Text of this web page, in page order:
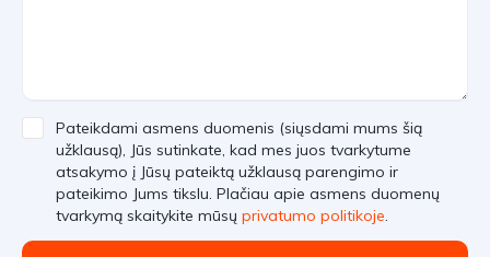
Pateikdami asmens duomenis (siųsdami mums šią
užklausą), Jūs sutinkate, kad mes juos tvarkytume
atsakymo į Jūsų pateiktą užklausą parengimo ir
pateikimo Jums tikslu. Plačiau apie asmens duomenų
tvarkymą skaitykite mūsų privatumo politikoje.